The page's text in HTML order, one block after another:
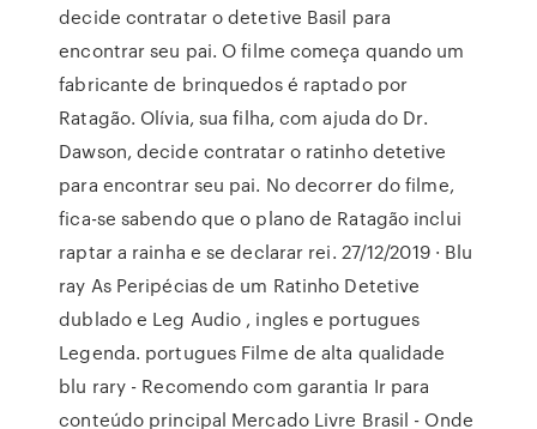
decide contratar o detetive Basil para
encontrar seu pai. O filme começa quando um
fabricante de brinquedos é raptado por
Ratagão. Olívia, sua filha, com ajuda do Dr.
Dawson, decide contratar o ratinho detetive
para encontrar seu pai. No decorrer do filme,
fica-se sabendo que o plano de Ratagão inclui
raptar a rainha e se declarar rei. 27/12/2019 · Blu
ray As Peripécias de um Ratinho Detetive
dublado e Leg Audio , ingles e portugues
Legenda. portugues Filme de alta qualidade
blu rary - Recomendo com garantia Ir para
conteúdo principal Mercado Livre Brasil - Onde